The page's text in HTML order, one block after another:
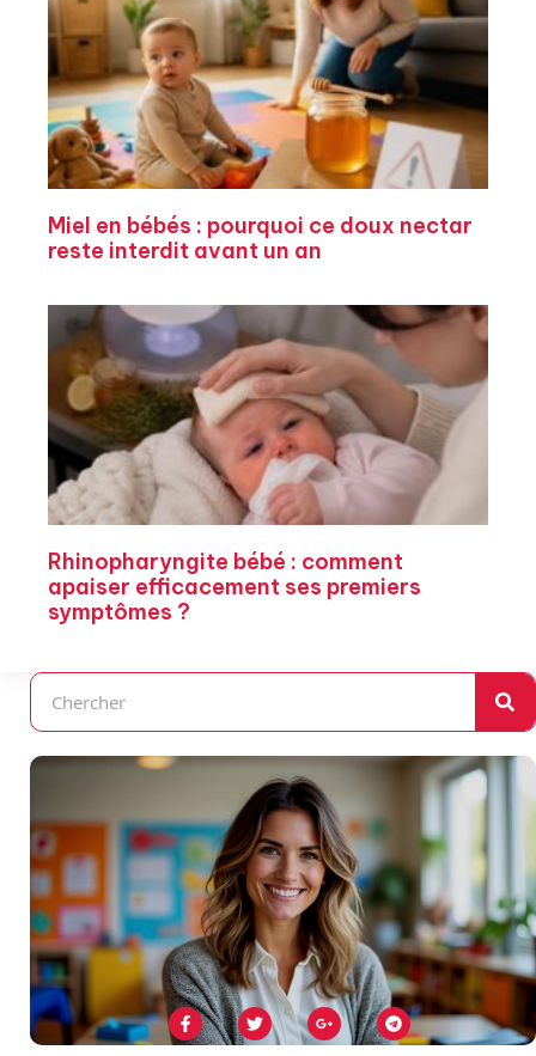
Miel en bébés : pourquoi ce doux nectar
reste interdit avant un an
Rhinopharyngite bébé : comment
apaiser efficacement ses premiers
symptômes ?
Rechercher
F
a
c
e
T
w
i
t
G
o
o
g
T
e
l
e